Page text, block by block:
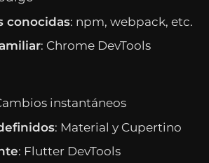
conocidas: npm, webpack, etc.
: Chrome DevTools
instantáneos
: Material y Cupertino
: Flutter DevTools